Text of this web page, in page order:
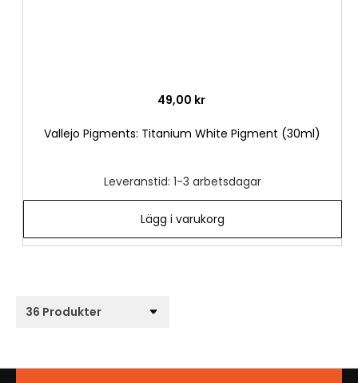
49,00 kr
Vallejo Pigments: Titanium White Pigment (30ml)
Leveranstid: 1-3 arbetsdagar
Lägg i varukorg